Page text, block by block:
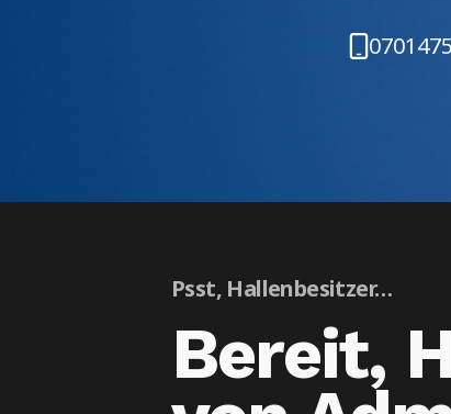
Psst, Hallenbesitzer…
Bereit,